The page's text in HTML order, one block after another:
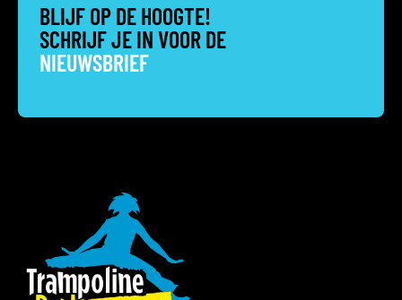
BLIJF OP DE HOOGTE!
SCHRIJF JE IN VOOR DE
NIEUWSBRIEF